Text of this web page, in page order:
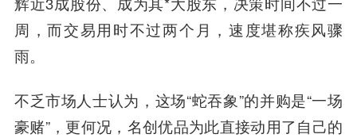
周，而交易用时不过两个月，速度堪称疾风骤
雨。
不乏市场人士认为，这场“蛇吞象”的并购是“一场
豪赌”，更何况，名创优品为此直接动用了自己的